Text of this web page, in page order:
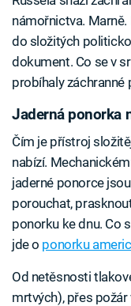
námořnictva.
do složitých
dokument. Co se v
probíhaly záchranné
Jaderná ponorka
Čím je přístroj
nabízí.
jaderné ponorce
porouchat,
ponorku ke dnu. Co
jde o ponorku
Od netěsnosti
mrtvých), přes